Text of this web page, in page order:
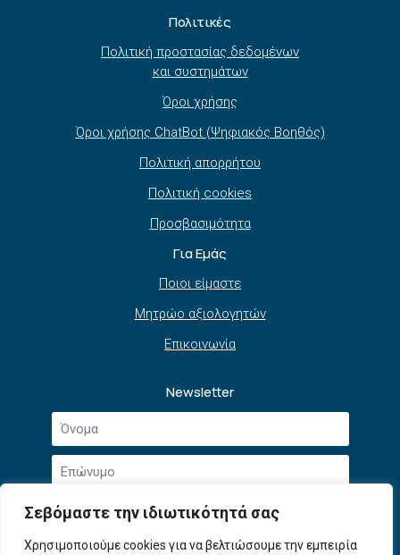
Σεβόμαστε την ιδιωτικότητά σας
Χρησιμοποιούμε cookies για να βελτιώσουμε την εμπειρία
Πολιτικές
Πολιτική προστασίας δεδομένων
και συστημάτων
Όροι χρήσης
Όροι χρήσης ChatBot (Ψηφιακός Βοηθός)
Πολιτική απορρήτου
Πολιτική cookies
Προσβασιμότητα
Για Εμάς
Ποιοι είμαστε
Μητρώο αξιολογητών
Επικοινωνία
Newsletter
Όνομα
Επώνυμο
Email
*
Αποδοχή
Συμφωνώ με την Πολιτική Απορρήτουκαι τους